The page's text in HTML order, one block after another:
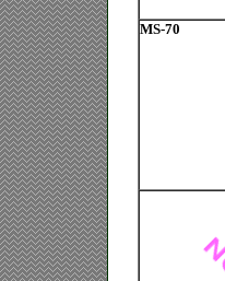
MS-70